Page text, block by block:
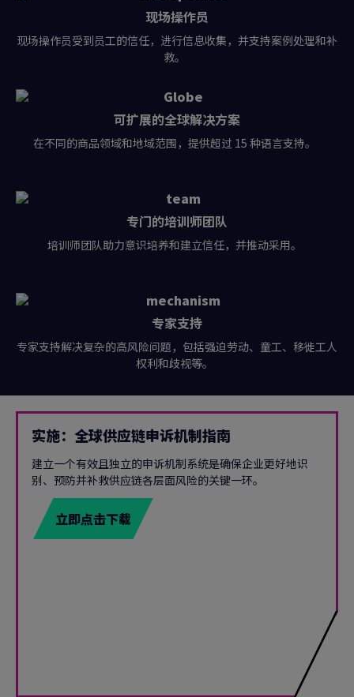
现场操作员
现场操作员受到员工的信任，进行信息收集，并支持案例处理和补
救。
可扩展的全球解决方案
在不同的商品领域和地域范围，提供超过 15 种语言支持。
专门的培训师团队
培训师团队助力意识培养和建立信任，并推动采用。
专家支持
专家支持解决复杂的高风险问题，包括强迫劳动、童工、移徙工人
权利和歧视等。
实施：全球供应链申诉机制指南
建立一个有效且独立的申诉机制系统是确保企业更好地识
别、预防并补救供应链各层面风险的关键一环。
立即点击下载